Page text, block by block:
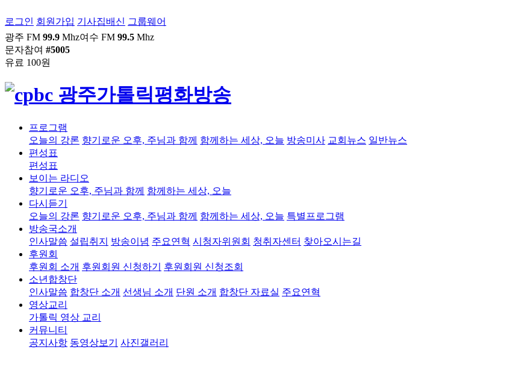
로그인 회원가입 기사집배신 그룹웨어
광주 FM 99.9 Mhz여수 FM 99.5 Mhz
문자참여 #5005
유료 100원
프로그램
오늘의 강론 향기로운 오후, 주님과 함께 함께하는 세상, 오늘 방송미사 교회뉴스 일반뉴스
편성표
편성표
보이는 라디오
향기로운 오후, 주님과 함께 함께하는 세상, 오늘
다시듣기
오늘의 강론 향기로운 오후, 주님과 함께 함께하는 세상, 오늘 특별프로그램
방송국소개
인사말씀 설립취지 방송이념 주요연혁 시청자위원회 청취자센터 찾아오시는길
후원회
후원회 소개 후원회원 신청하기
후원회원 신청조회
소년합창단
인사말씀 합창단 소개 선생님 소개 단원 소개 합창단 자료실 주요연혁
영상교리
가톨릭 영상 교리
커뮤니티
공지사항 동영상보기 사진갤러리